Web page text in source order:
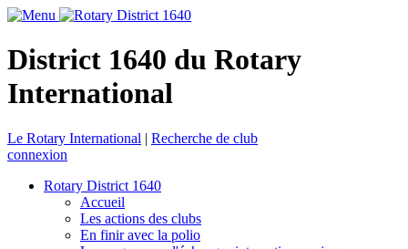
District 1640 du Rotary
International
Le Rotary International | Recherche de club
connexion
Rotary District 1640
Accueil
Les actions des clubs
En finir avec la polio